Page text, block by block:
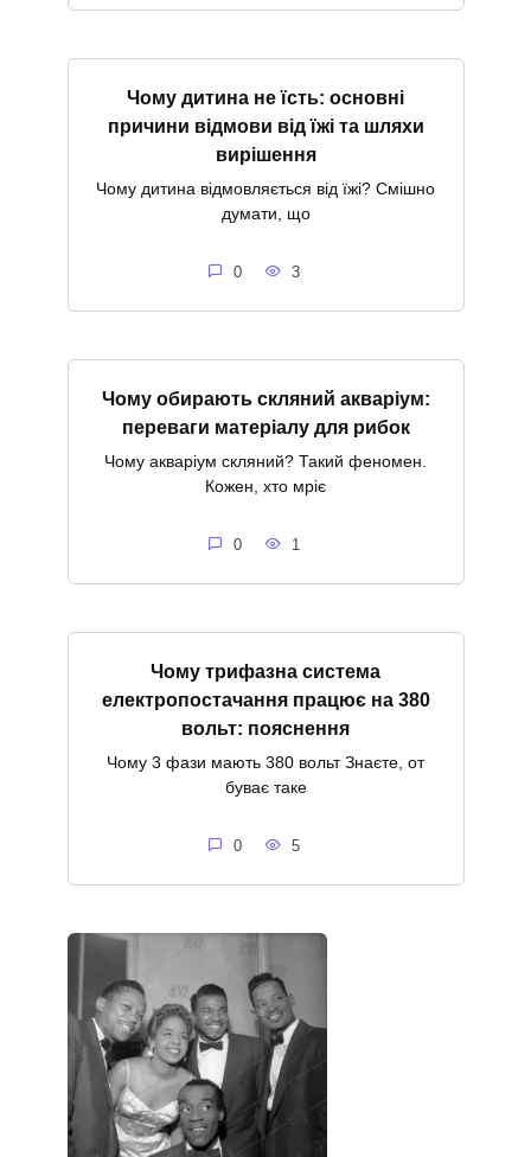
Чому дитина не їсть: основні
причини відмови від їжі та шляхи
вирішення
Чому дитина відмовляється від їжі? Смішно
думати, що
0 3
Чому обирають скляний акваріум:
переваги матеріалу для рибок
Чому акваріум скляний? Такий феномен.
Кожен, хто мріє
0 1
Чому трифазна система
електропостачання працює на 380
вольт: пояснення
Чому 3 фази мають 380 вольт Знаєте, от
буває таке
0 5